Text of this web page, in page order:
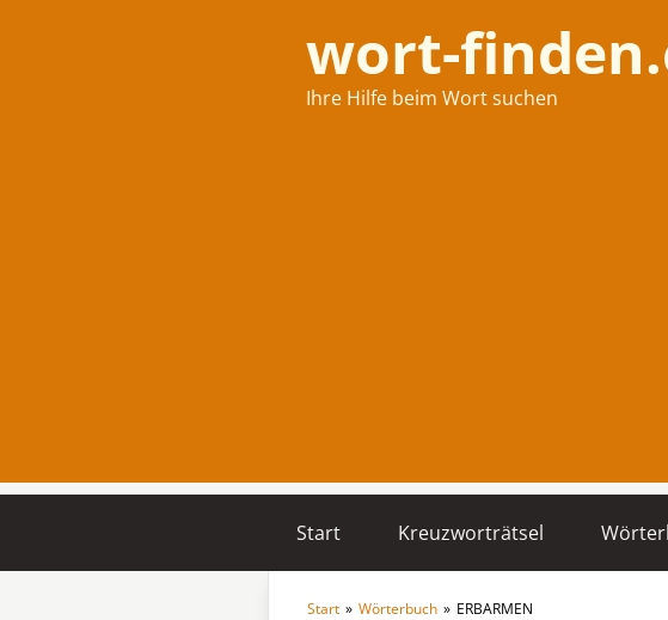
wort-
Ihre Hilfe beim Wort suchen
Start Kreuzworträtsel
Start » Wörterbuch » ERBARMEN